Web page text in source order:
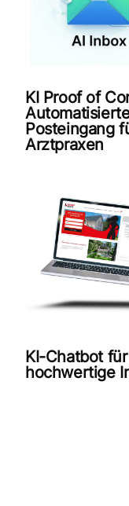
KI Proof of
Posteingang
Arztpraxen
KI-Chatbot für
hochwertige
© 2026